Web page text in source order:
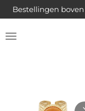
Ga
direct
naar
Bestellingen